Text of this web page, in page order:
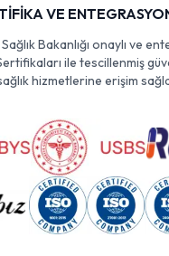
VE
Bakanlığı onaylı ve
ile tescillenmiş
hizmetlerine erişim